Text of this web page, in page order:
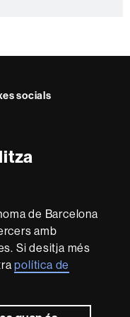
de Barcelona
amb
Si desitja més
política de
socials
l'excel·lència
in
Research
-
Euraxess
de